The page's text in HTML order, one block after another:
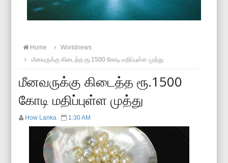
Home
Worldnews
மீனவருக்கு கிடைத்த ரூ.1500 கோடி மதிப்புள்ள முத்து
மீனவருக்கு கிடைத்த ரூ.1500
கோடி மதிப்புள்ள முத்து
How Lanka 1:30 AM